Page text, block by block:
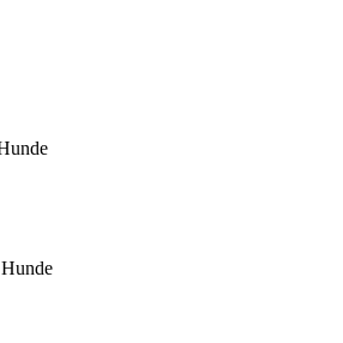
für Pferde &
99999159